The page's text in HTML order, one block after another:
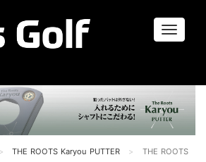
ナ
ョ
ン
THE ROOTS Karyou PUTTER
THE ROOTS